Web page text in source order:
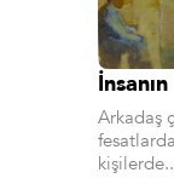
Arkadaş